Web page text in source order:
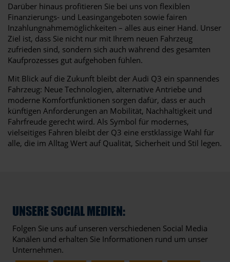
Darüber hinaus profitieren Sie bei uns von flexiblen
Finanzierungs- und Leasingangeboten sowie fairen
Inzahlungnahmemöglichkeiten – alles aus einer Hand. Unser
Ziel ist, dass Sie nicht nur mit Ihrem neuen Fahrzeug
zufrieden sind, sondern sich auch während des gesamten
Kaufprozesses gut aufgehoben fühlen.
Mit Blick auf die Zukunft bleibt der Audi Q3 ein spannendes
Fahrzeug: Neue Technologien, alternative Antriebe und
moderne Komfortfunktionen sorgen dafür, dass er auch
künftigen Anforderungen an Mobilität, Nachhaltigkeit und
Fahrfreude gerecht wird. Als Symbol für modernes,
vielseitiges Fahren bleibt der Q3 eine erstklassige Wahl für
alle, die im Alltag Wert auf Qualität, Sicherheit und Stil legen.
UNSERE SOCIAL MEDIEN:
Folgen Sie uns auf unseren verschiedenen Social Media
Kanälen und erhalten Sie Informationen rund um unser
Unternehmen.